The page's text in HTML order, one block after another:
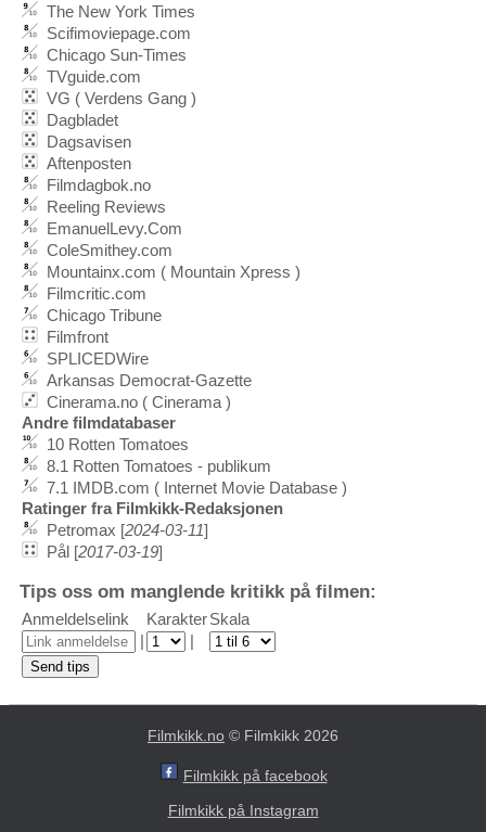
The New York Times
Scifimoviepage.com
Chicago Sun-Times
TVguide.com
VG ( Verdens Gang )
Dagbladet
Dagsavisen
Aftenposten
Filmdagbok.no
Reeling Reviews
EmanuelLevy.Com
ColeSmithey.com
Mountainx.com ( Mountain Xpress )
Filmcritic.com
Chicago Tribune
Filmfront
SPLICEDWire
Arkansas Democrat-Gazette
Cinerama.no ( Cinerama )
Andre filmdatabaser
10 Rotten Tomatoes
8.1 Rotten Tomatoes - publikum
7.1 IMDB.com ( Internet Movie Database )
Ratinger fra Filmkikk-Redaksjonen
Petromax [2024-03-11]
Pål [2017-03-19]
Tips oss om manglende kritikk på filmen:
Anmeldelselink KarakterSkala
|
|
Filmkikk.no © Filmkikk 2026
Filmkikk på facebook
Filmkikk på Instagram